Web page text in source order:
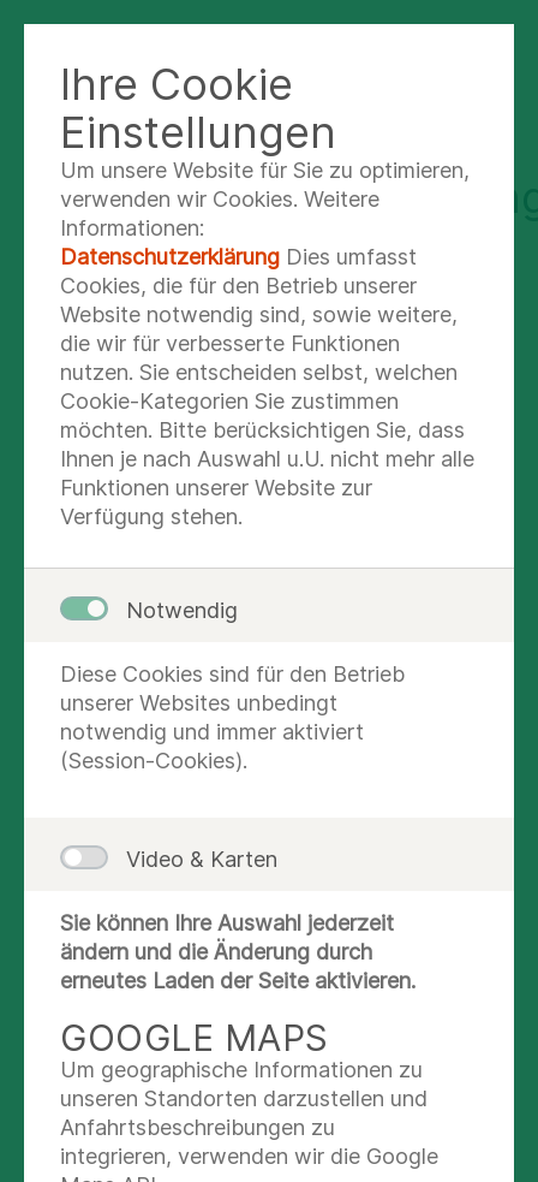
FACHKRANKENHAUS BAD ABBACH
Bei vielen Erkrankungen ist es
empfehlenswert, nach der
Akutbehandlung in der Klinik eine
Anschlussheilbehandlung (AHB) in
Anspruch zu nehmen. Diese Rehabilitation
nach dem Klinikaufenthalt hilft Ihnen,
schneller wieder auf die Beine zu kommen
oder sich im Alltag schnell wieder wohl zu
fühlen.
UNSER ANGEBOT:
QUALITÄT AUS EINER
HAND
Wir bringen Sie schnell wieder auf die Beine!
unterstützen wir Sie gerne bei der Wahl der für
Sie richtigen Rehabilitationseinrichtung.
Gemeinsam mit unseren Asklepios- und
MediClin-Partnerkliniken bieten wir
Ihnen Qualität aus einer Hand - das hat für Sie
Ihre Cookie
Einstellungen
Um unsere Website für Sie zu optimieren,
verwenden wir Cookies. Weitere
Informationen:
Datenschutzerklärung Dies umfasst
Cookies, die für den Betrieb unserer
Website notwendig sind, sowie weitere,
die wir für verbesserte Funktionen
nutzen. Sie entscheiden selbst, welchen
Cookie-Kategorien Sie zustimmen
möchten. Bitte berücksichtigen Sie, dass
Ihnen je nach Auswahl u.U. nicht mehr alle
Funktionen unserer Website zur
Verfügung stehen.
Notwendig
Diese Cookies sind für den Betrieb
unserer Websites unbedingt
notwendig und immer aktiviert
(Session-Cookies).
Video & Karten
Sie können Ihre Auswahl jederzeit
ändern und die Änderung durch
erneutes Laden der Seite aktivieren.
GOOGLE MAPS
Um geographische Informationen zu
unseren Standorten darzustellen und
Anfahrtsbeschreibungen zu
integrieren, verwenden wir die Google